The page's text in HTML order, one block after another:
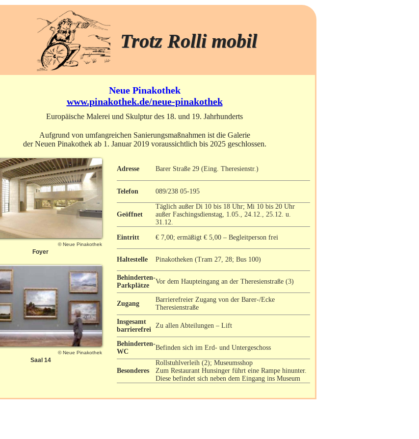
Trotz Rolli mobil
Neue Pinakothek
www.pinakothek.de/neue-pinakothek
Europäische Malerei und Skulptur des 18. und 19. Jahrhunderts
Aufgrund von umfangreichen Sanierungsmaßnahmen ist die Galerie
der Neuen Pinakothek ab 1. Januar 2019 voraussichtlich bis 2025 geschlossen.
© Neue Pinakothek
Foyer
© Neue Pinakothek
Saal 14
Adresse Barer Straße 29 (Eing. Theresienstr.)
Telefon 089/238 05-195
Geöffnet
Täglich außer Di 10 bis 18 Uhr; Mi 10 bis 20 Uhr
außer Faschingsdienstag, 1.05., 24.12., 25.12. u.
31.12.
Eintritt € 7,00; ermäßigt € 5,00 – Begleitperson frei
Haltestelle Pinakotheken (Tram 27, 28; Bus 100)
Behinderten-
Parkplätze
Vor dem Haupteingang an der Theresienstraße (3)
Zugang
Barrierefreier Zugang von der Barer-/Ecke
Theresienstraße
Insgesamt
barrierefrei
Zu allen Abteilungen – Lift
Behinderten-
WC
Befinden sich im Erd- und Untergeschoss
Besonderes
Rollstuhlverleih (2); Museumsshop
Zum Restaurant Hunsinger führt eine Rampe hinunter.
Diese befindet sich neben dem Eingang ins Museum